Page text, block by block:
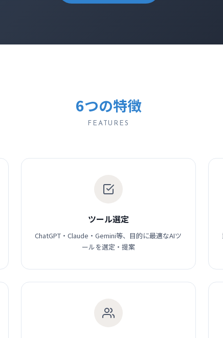
6つの特徴
FEATURES
ツール選定
ChatGPT・Claude・Gemini等、目的に最適なAIツ
ールを選定・提案